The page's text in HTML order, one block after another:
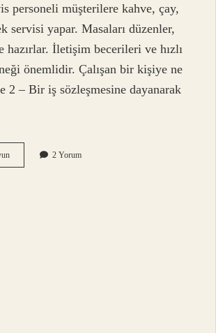
personeli müşterilere kahve, çay,
servisi yapar. Masaları düzenler,
hazırlar. İletişim becerileri ve hızlı
önemlidir. Çalışan bir kişiye ne
2 – Bir iş sözleşmesine dayanarak
Kafede
Çalışan
2 Yorum